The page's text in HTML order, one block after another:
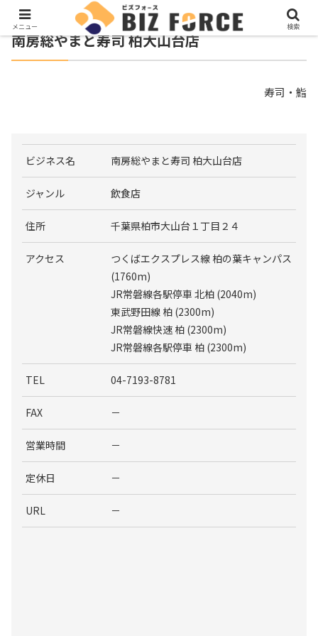
南房総やまと寿司 柏大山台店
寿司・鮨
ビジネス名 南房総やまと寿司 柏大山台店
ジャンル 飲食店
住所 千葉県柏市大山台１丁目２４
アクセス
つくばエクスプレス線 柏の葉キャンパス
(1760m)
JR常磐線各駅停車 北柏 (2040m)
東武野田線 柏 (2300m)
JR常磐線快速 柏 (2300m)
JR常磐線各駅停車 柏 (2300m)
TEL 04-7193-8781
FAX －
営業時間 －
定休日 －
URL －
メニュー 検索